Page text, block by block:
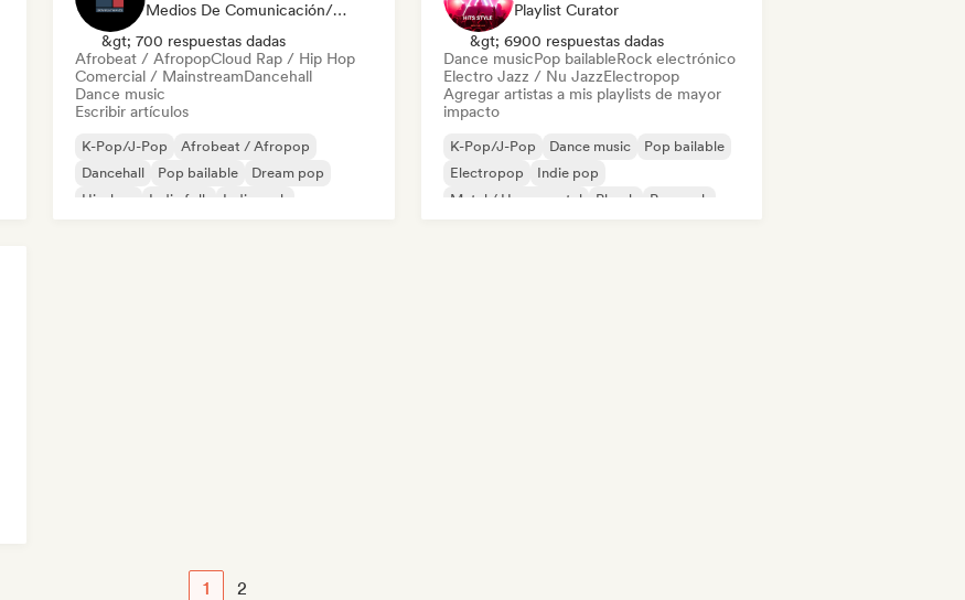
Medios De Comunicación/Periodista
&gt; 700 respuestas dadas
Afrobeat / AfropopCloud Rap / Hip Hop
Comercial / MainstreamDancehall
Dance music
Escribir artículos
K-Pop/J-Pop
Afrobeat / Afropop
Dancehall
Pop bailable
Dream pop
Hip-hop
Indie folk Indie rock
Playlist Curator
&gt; 6900 respuestas dadas
Dance musicPop bailableRock electrónico
Electro Jazz / Nu JazzElectropop
Agregar artistas a mis playlists de mayor
impacto
K-Pop/J-Pop Dance music
Pop bailable
Electropop
Indie pop
Metal / Heavy metal
Phonk Pop rock
1 2